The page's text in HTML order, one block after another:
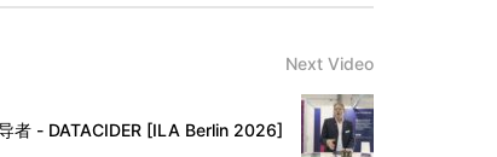
Next Video
者 - DATACIDER [ILA Berlin 2026]